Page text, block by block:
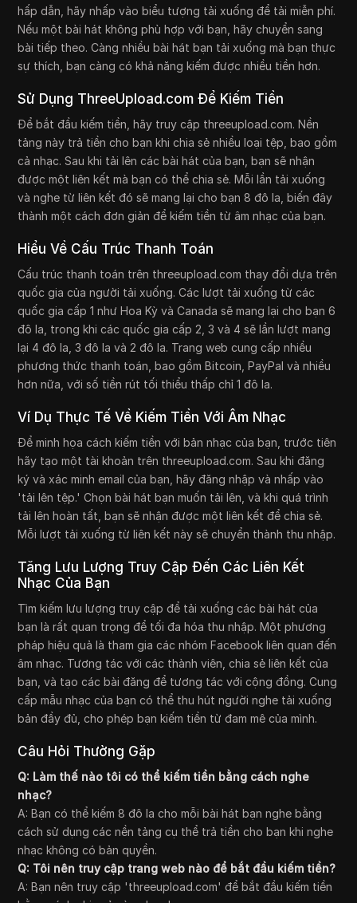
hấp dẫn, hãy nhấp vào biểu tượng tải xuống để tải miễn phí.
Nếu một bài hát không phù hợp với bạn, hãy chuyển sang
bài tiếp theo. Càng nhiều bài hát bạn tải xuống mà bạn thực
sự thích, bạn càng có khả năng kiếm được nhiều tiền hơn.
Sử Dụng ThreeUpload.com Để Kiếm Tiền
Để bắt đầu kiếm tiền, hãy truy cập threeupload.com. Nền
tảng này trả tiền cho bạn khi chia sẻ nhiều loại tệp, bao gồm
cả nhạc. Sau khi tải lên các bài hát của bạn, bạn sẽ nhận
được một liên kết mà bạn có thể chia sẻ. Mỗi lần tải xuống
và nghe từ liên kết đó sẽ mang lại cho bạn 8 đô la, biến đây
thành một cách đơn giản để kiếm tiền từ âm nhạc của bạn.
Hiểu Về Cấu Trúc Thanh Toán
Cấu trúc thanh toán trên threeupload.com thay đổi dựa trên
quốc gia của người tải xuống. Các lượt tải xuống từ các
quốc gia cấp 1 như Hoa Kỳ và Canada sẽ mang lại cho bạn 6
đô la, trong khi các quốc gia cấp 2, 3 và 4 sẽ lần lượt mang
lại 4 đô la, 3 đô la và 2 đô la. Trang web cung cấp nhiều
phương thức thanh toán, bao gồm Bitcoin, PayPal và nhiều
hơn nữa, với số tiền rút tối thiểu thấp chỉ 1 đô la.
Ví Dụ Thực Tế Về Kiếm Tiền Với Âm Nhạc
Để minh họa cách kiếm tiền với bản nhạc của bạn, trước tiên
hãy tạo một tài khoản trên threeupload.com. Sau khi đăng
ký và xác minh email của bạn, hãy đăng nhập và nhấp vào
'tải lên tệp.' Chọn bài hát bạn muốn tải lên, và khi quá trình
tải lên hoàn tất, bạn sẽ nhận được một liên kết để chia sẻ.
Mỗi lượt tải xuống từ liên kết này sẽ chuyển thành thu nhập.
Tăng Lưu Lượng Truy Cập Đến Các Liên Kết
Nhạc Của Bạn
Tìm kiếm lưu lượng truy cập để tải xuống các bài hát của
bạn là rất quan trọng để tối đa hóa thu nhập. Một phương
pháp hiệu quả là tham gia các nhóm Facebook liên quan đến
âm nhạc. Tương tác với các thành viên, chia sẻ liên kết của
bạn, và tạo các bài đăng để tương tác với cộng đồng. Cung
cấp mẫu nhạc của bạn có thể thu hút người nghe tải xuống
bản đầy đủ, cho phép bạn kiếm tiền từ đam mê của mình.
Câu Hỏi Thường Gặp
Q: Làm thế nào tôi có thể kiếm tiền bằng cách nghe
nhạc?
A: Bạn có thể kiếm 8 đô la cho mỗi bài hát bạn nghe bằng
cách sử dụng các nền tảng cụ thể trả tiền cho bạn khi nghe
nhạc không có bản quyền.
Q: Tôi nên truy cập trang web nào để bắt đầu kiếm tiền?
A: Bạn nên truy cập 'threeupload.com' để bắt đầu kiếm tiền